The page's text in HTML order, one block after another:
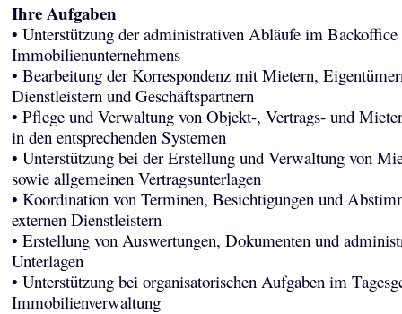
Ihre Aufgaben
• Unterstützung der administrativen Abläufe im Backoffice
Immobilienunternehmens
• Bearbeitung der Korrespondenz mit Mietern,
Dienstleistern und Geschäftspartnern
• Pflege und Verwaltung von Objekt-, Vertrags- und
in den entsprechenden Systemen
• Unterstützung bei der Erstellung und Verwaltung von
sowie allgemeinen Vertragsunterlagen
• Koordination von Terminen, Besichtigungen und
externen Dienstleistern
• Erstellung von Auswertungen, Dokumenten und
Unterlagen
• Unterstützung bei organisatorischen Aufgaben im
Immobilienverwaltung